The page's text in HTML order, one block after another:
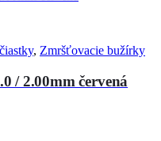
, Zmršťovacie bužírky
/ 2.00mm červená